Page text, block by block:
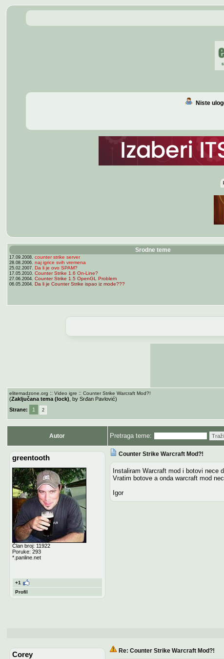
Niste
Srodne teme
17.09.2008. counter strike server
28.08.2006. naj igrice svih vremena
25.02.2007. Da li je ovo SPAM?
17.05.2010. Counter Strike 1.6 On-Line?
27.06.2004. Counter Strike 1.5 OpenGL Problem
06.05.2004. Da li je Counter Strike ispao iz mode???
elitemadzone.org :: Video igre :: Counter Strike Warcraft Mod?!
(Zaključana tema (lock) , by Srđan Pavlović)
Strane:
1 2
Autor Pretraga teme: Traži
greentooth
Član broj: 11922
Poruke: 293
*.panline.net
+1
Profil
Counter Strike Warcraft Mod?!
Instaliram Warcraft mod i botovi nece
Vratim botove a onda warcraft mod
Igor
Corey
Re: Counter Strike Warcraft Mod?!